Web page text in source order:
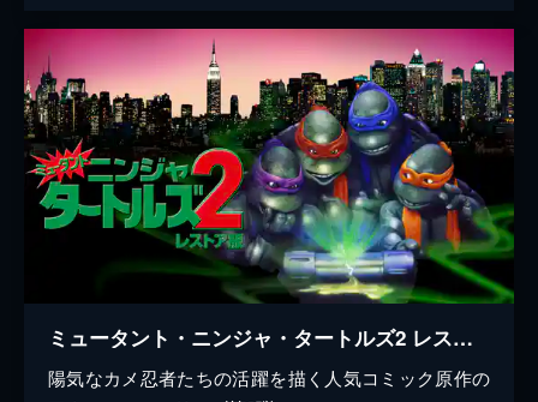
ミュータント・ニンジャ・タートルズ2 レストア版
陽気なカメ忍者たちの活躍を描く人気コミック原作の